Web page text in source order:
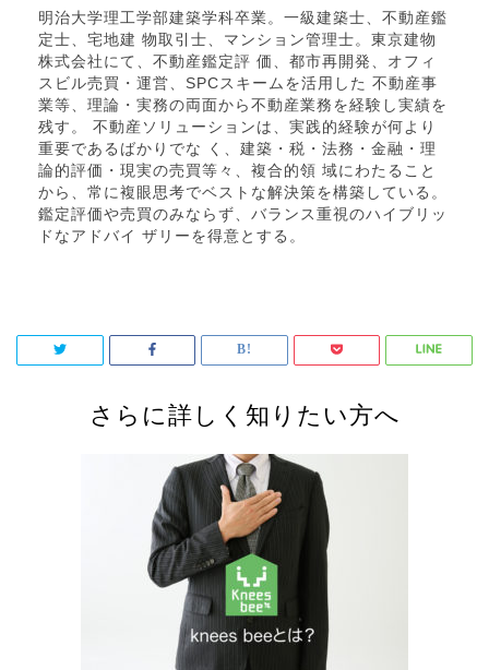
明治大学理工学部建築学科卒業。一級建築士、不動産鑑
定士、宅地建 物取引士、マンション管理士。東京建物
株式会社にて、不動産鑑定評 価、都市再開発、オフィ
スビル売買・運営、SPCスキームを活用した 不動産事
業等、理論・実務の両面から不動産業務を経験し実績を
残す。 不動産ソリューションは、実践的経験が何より
重要であるばかりでな く、建築・税・法務・金融・理
論的評価・現実の売買等々、複合的領 域にわたること
から、常に複眼思考でベストな解決策を構築している。
鑑定評価や売買のみならず、バランス重視のハイブリッ
ドなアドバイ ザリーを得意とする。
さらに詳しく知りたい方へ